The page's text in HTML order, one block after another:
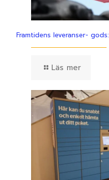
Framtidens leveranser- gods:
Läs mer